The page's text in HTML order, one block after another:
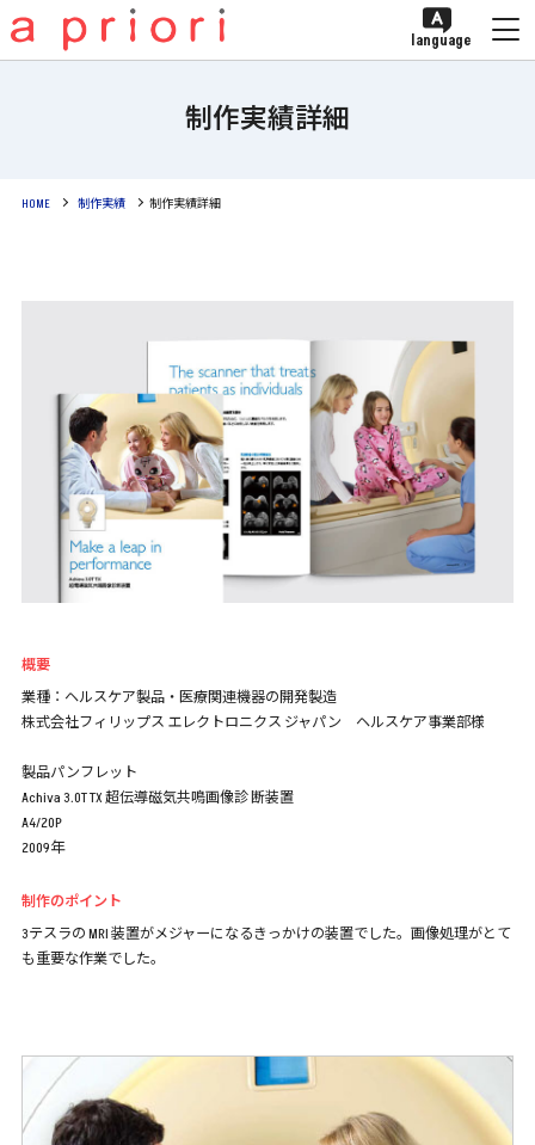
language
制作実績詳細
HOME 制作実績 制作実績詳細
概要
業種：ヘルスケア製品・医療関連機器の開発製造
株式会社フィリップス エレクトロニクス ジャパン ヘルスケア事業部様
製品パンフレット
Achiva 3.0T TX 超伝導磁気共鳴画像診 断装置
A4/20P
2009年
制作のポイント
3テスラの MRI 装置がメジャーになるきっかけの装置でした。画像処理がとて
も重要な作業でした。